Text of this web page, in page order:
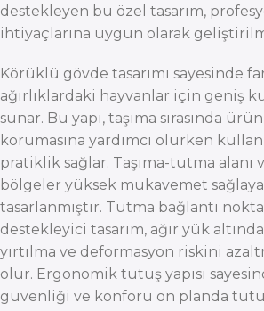
destekleyen bu özel tasarım,
ihtiyaçlarına uygun olarak
Körüklü gövde tasarımı sayesinde
ağırlıklardaki hayvanlar için geniş
sunar. Bu yapı, taşıma sırasında
korumasına yardımcı olurken
pratiklik sağlar. Taşıma-tutma alanı
bölgeler yüksek mukavemet
tasarlanmıştır. Tutma bağlantı
destekleyici tasarım, ağır yük
yırtılma ve deformasyon riskini
olur. Ergonomik tutuş yapısı
güvenliği ve konforu ön planda